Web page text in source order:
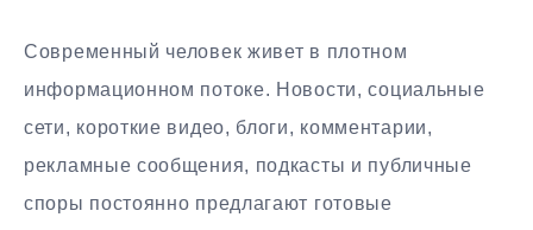
Современный человек живет в плотном
информационном потоке. Новости, социальные
сети, короткие видео, блоги, комментарии,
рекламные сообщения, подкасты и публичные
споры постоянно предлагают готовые